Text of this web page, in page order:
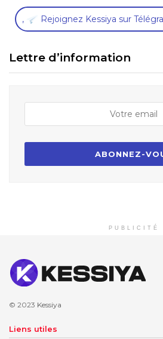
, Rejoignez Kessiya sur
Lettre d’information
PUBLICITÉ
© 2023 Kessiya
Liens utiles